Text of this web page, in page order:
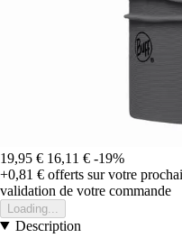
19,95 € 16,11 € -19%
+0,81 € offerts sur votre
validation de votre commande
Loading...
Description